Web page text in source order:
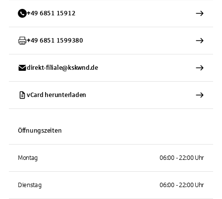
+49 6851 15912
+49 6851 1599380
direkt-filiale@kskwnd.de
vCard herunterladen
Öffnungszeiten
Montag 06:00 - 22:00 Uhr
Dienstag 06:00 - 22:00 Uhr